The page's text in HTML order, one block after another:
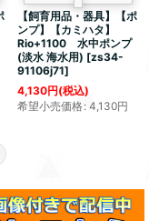
【飼育用品・器具】【ポ
ンプ】【カミハタ】
Rio+1100 水中ポンプ
(淡水 海水用) [zs34-
91106j71]
4,130円(税込)
希望小売価格: 4,130円